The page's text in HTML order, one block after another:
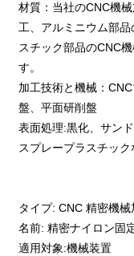
材質：当社のCNC機
工、アルミニウム部
スチック部品のCNC
す。
加工技術と機械：
盤、平面研削盤
表面処理:黒化、サン
スプレープラスチック
タイプ: CNC 精密機
名前: 精密ナイロン固
適用対象:機械装置